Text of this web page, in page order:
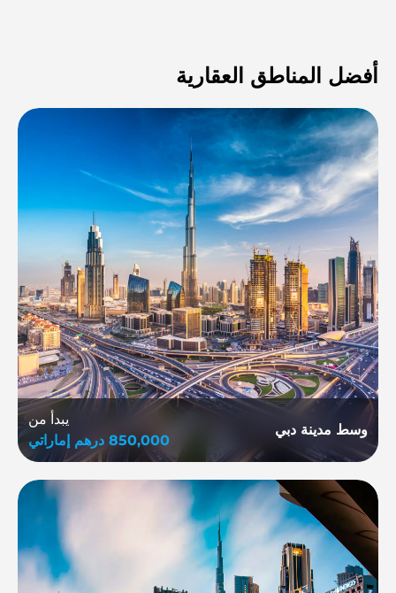
أفضل المناطق العقارية
وسط مدينة دبي
يبدأ من
850,000 درهم إماراتي